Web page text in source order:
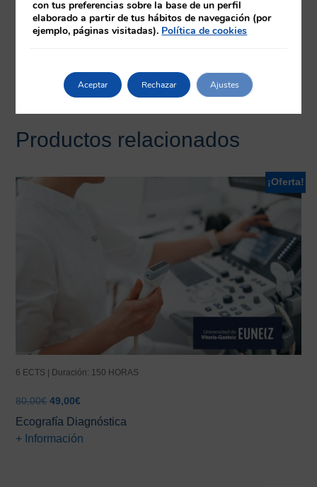
Requisitos
Herramientas
Productos relacionados
¡Oferta!
6 ECTS | Duración: 150 HORAS
80,00€ El
precio
original
era:
49,00€El
precio
actual
es:
Ecografía Diagnóstica
+ Información
con tus preferencias sobre la base de un perfil
elaborado a partir de tus hábitos de navegación (por
ejemplo, páginas visitadas). Política de cookies
Aceptar Rechazar Ajustes